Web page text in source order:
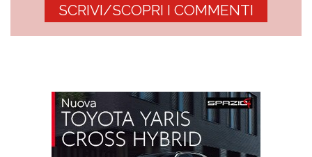
SCRIVI/SCOPRI I COMMENTI